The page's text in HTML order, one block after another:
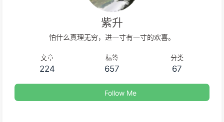
紫升
怕什么真理无穷，进一寸有一寸的欢喜。
文章
224
标签
657
分类
67
Follow Me